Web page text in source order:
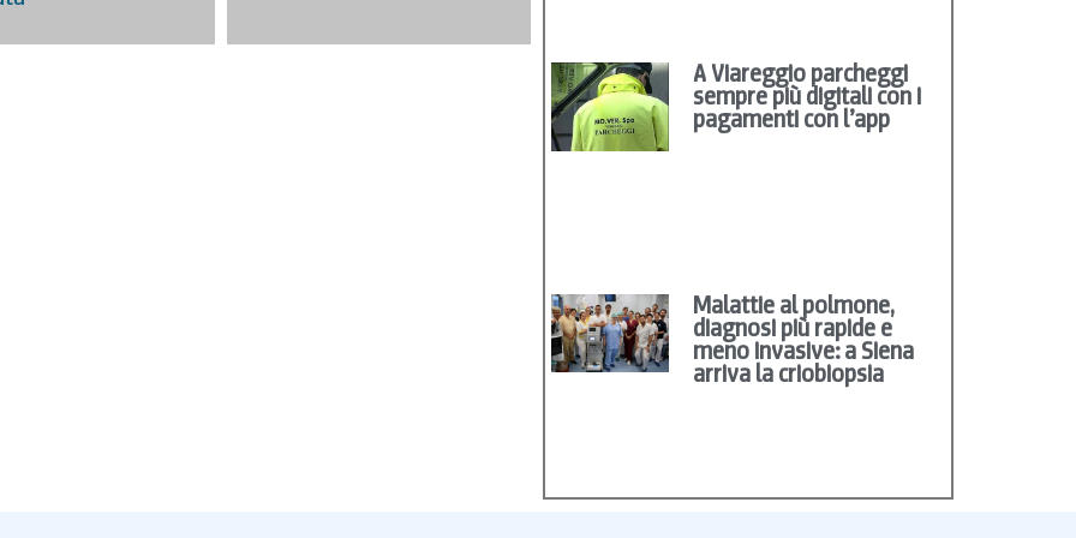
A Viareggio parcheggi
sempre più digitali con i
pagamenti con l’app
Malattie al polmone,
diagnosi più rapide e
meno invasive: a Siena
arriva la criobiopsia